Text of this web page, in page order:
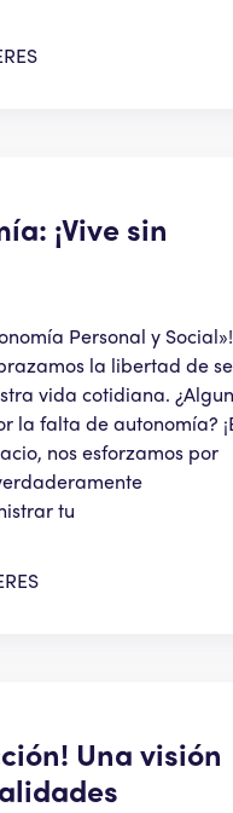
¡Vive sin
Personal y Social»!
la libertad de
vida cotidiana.
la falta de autonomía?
nos esforzamos por
tu
Una visión